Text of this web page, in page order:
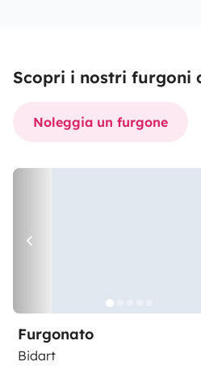
Scopri i nostri furgoni
Noleggia un furgone
Furgonato
Bidart